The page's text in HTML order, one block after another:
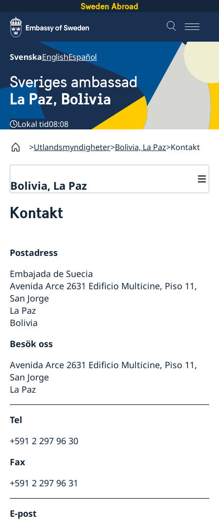
Sweden Abroad
SvenskaEnglishEspañol
Sveriges ambassad
La Paz, Bolivia
Lokal tid08:08
Utlandsmyndigheter Bolivia, La Paz Kontakt
Bolivia, La Paz
Om oss
Team Sweden
Så kan du få stöd
Svenska företag i Bolivia
Anmäl handelshinder
Aktuellt
Nyheter
Kalendarium
Kontakt
Postadress
Embajada de Suecia
Avenida Arce 2631 Edificio Multicine, Piso 11,
San Jorge
La Paz
Bolivia
Besök oss
Avenida Arce 2631 Edificio Multicine, Piso 11,
San Jorge
La Paz
Tel
+591 2 297 96 30
Fax
+591 2 297 96 31
E-post